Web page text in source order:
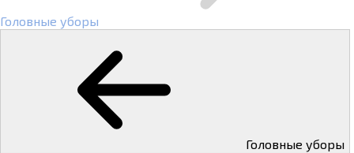
Головные уборы
Головные уборы